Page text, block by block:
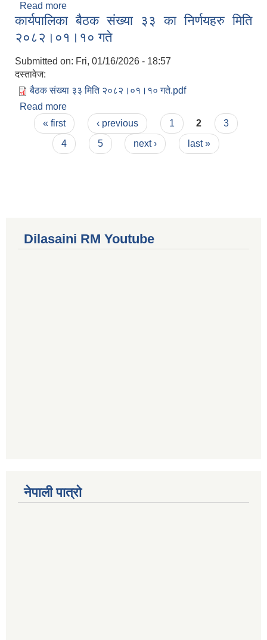
Read more
२०८२।०३।०९ गते
कार्यपालिका बैठक संख्या ३३ का निर्णयहरु मिति
२०८२।०१।१० गते
Submitted on: Fri, 01/16/2026 - 18:57
दस्तावेज:
बैठक संख्या ३३ मिति २०८२।०१।१० गते.pdf
Read more
२०८२।०१।१० गते
Pages
« first ‹ previous 1 2
3
4
5 next › last »
Dilasaini RM Youtube
नेपाली पात्रो